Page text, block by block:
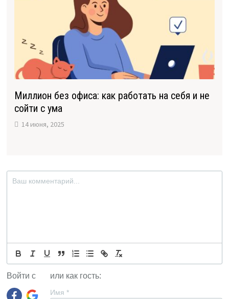
Миллион без офиса: как работать на себя и не
сойти с ума
14 июня, 2025
Войти с или как гость:
Имя *